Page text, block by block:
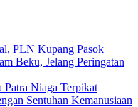
PLN Kupang Pasok
Beku, Jelang Peringatan
Patra Niaga Terpikat
Sentuhan Kemanusiaan